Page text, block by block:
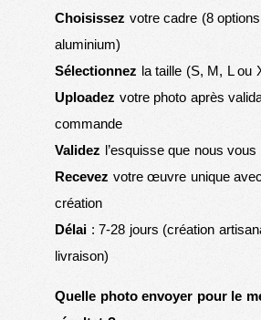
Choisissez votre cadre (8
aluminium)
Sélectionnez la taille (S, M, L ou
Uploadez votre photo après
commande
Validez l’esquisse que nous
Recevez votre œuvre unique
création
Délai : 7-28 jours (création
livraison)
Quelle photo envoyer pour le